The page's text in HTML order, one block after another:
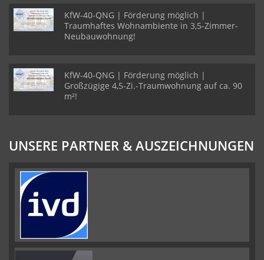
KfW-40-QNG | Förderung möglich |
Traumhaftes Wohnambiente in 3,5-Zimmer-
Neubauwohnung!
KfW-40-QNG | Förderung möglich |
Großzügige 4,5-Zi.-Traumwohnung auf ca. 90
m²!
UNSERE PARTNER & AUSZEICHNUNGEN